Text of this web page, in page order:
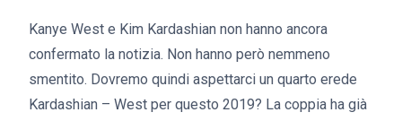
Kanye West e Kim Kardashian non hanno ancora
confermato la notizia. Non hanno però nemmeno
smentito. Dovremo quindi aspettarci un quarto erede
Kardashian – West per questo 2019? La coppia ha già